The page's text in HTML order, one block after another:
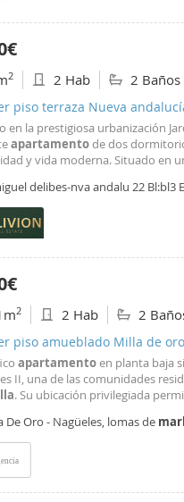
2 2 Hab 2 Baños
piso terraza Nueva
en la prestigiosa urbanización
apartamentode dos
y vida moderna. Situado en
Elapartamentocuenta con
delibes-nva andalu 22 Bl:bl3
2 2 Hab 2
piso amueblado Milla de
apartamentoen planta baja
II, una de las comunidades
. Su ubicación privilegiada
supermercados, restaurantes,
De Oro - Nagüeles, lomas de